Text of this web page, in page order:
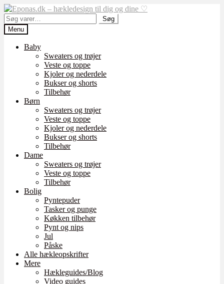
Spring
til
navigation
Spring
til
indhold
Søg
efter:
Søg
Menu
Baby
Sweaters og trøjer
Veste og toppe
Kjoler og nederdele
Bukser og shorts
Tilbehør
Børn
Sweaters og trøjer
Veste og toppe
Kjoler og nederdele
Bukser og shorts
Tilbehør
Dame
Sweaters og trøjer
Veste og toppe
Tilbehør
Bolig
Pyntepuder
Tasker og punge
Køkken tilbehør
Pynt og nips
Jul
Påske
Alle hækleopskrifter
Mere
Hækleguides/Blog
Video guides